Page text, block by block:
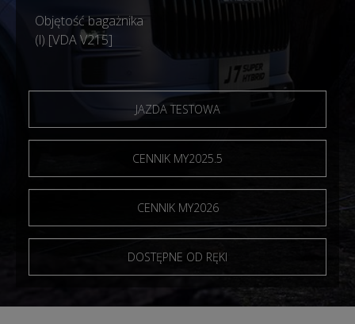
Objętość bagażnika
(l) [VDA V215]
JAZDA TESTOWA
CENNIK MY2025.5
CENNIK MY2026
DOSTĘPNE OD RĘKI